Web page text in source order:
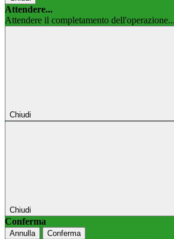
Attendere...
Attendere il completamento dell'operazione...
Chiudi
Chiudi
Conferma
Annulla Conferma